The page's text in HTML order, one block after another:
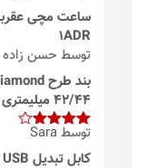
1ADR
توسط حسن زاده
42/44 میلیمتری
امتیاز4
از 5
توسط Sara
کابل تبدیل USB به HDMI مدل 3in1 HDTV 7562